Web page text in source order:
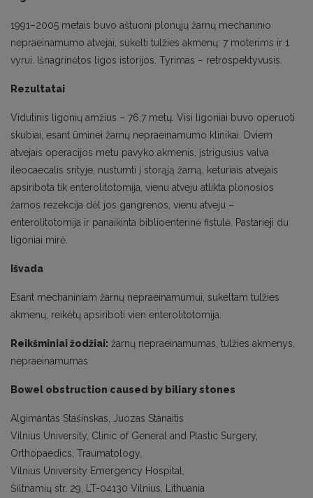
1991–2005 metais buvo aštuoni plonųjų žarnų mechaninio
nepraeinamumo atvejai, sukelti tulžies akmenų: 7 moterims ir 1
vyrui. Išnagrinėtos ligos istorijos. Tyrimas – retrospektyvusis.
Rezultatai
Vidutinis ligonių amžius – 76,7 metų. Visi ligoniai buvo operuoti
skubiai, esant ūminei žarnų nepraeinamumo klinikai. Dviem
atvejais operacijos metu pavyko akmenis, įstrigusius valva
ileocaecalis srityje, nustumti į storąją žarną, keturiais atvejais
apsiribota tik enterolitotomija, vienu atveju atlikta plonosios
žarnos rezekcija dėl jos gangrenos, vienu atveju –
enterolitotomija ir panaikinta biblioenterinė fistulė. Pastarieji du
ligoniai mirė.
Išvada
Esant mechaniniam žarnų nepraeinamumui, sukeltam tulžies
akmenų, reikėtų apsiriboti vien enterolitotomija.
Reikšminiai žodžiai: žarnų nepraeinamumas, tulžies akmenys,
nepraeinamumas
Bowel obstruction caused by biliary stones
Algimantas Stašinskas, Juozas Stanaitis
Vilnius University, Clinic of General and Plastic Surgery,
Orthopaedics, Traumatology,
Vilnius University Emergency Hospital,
Šiltnamių str. 29, LT-04130 Vilnius, Lithuania